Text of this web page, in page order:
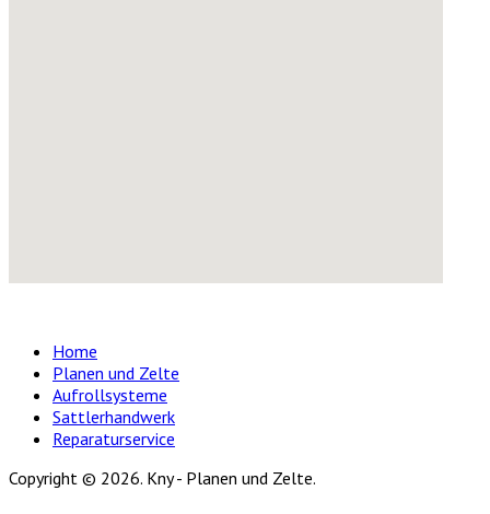
Home
Planen und Zelte
Aufrollsysteme
Sattlerhandwerk
Reparaturservice
Copyright © 2026. Kny - Planen und Zelte.